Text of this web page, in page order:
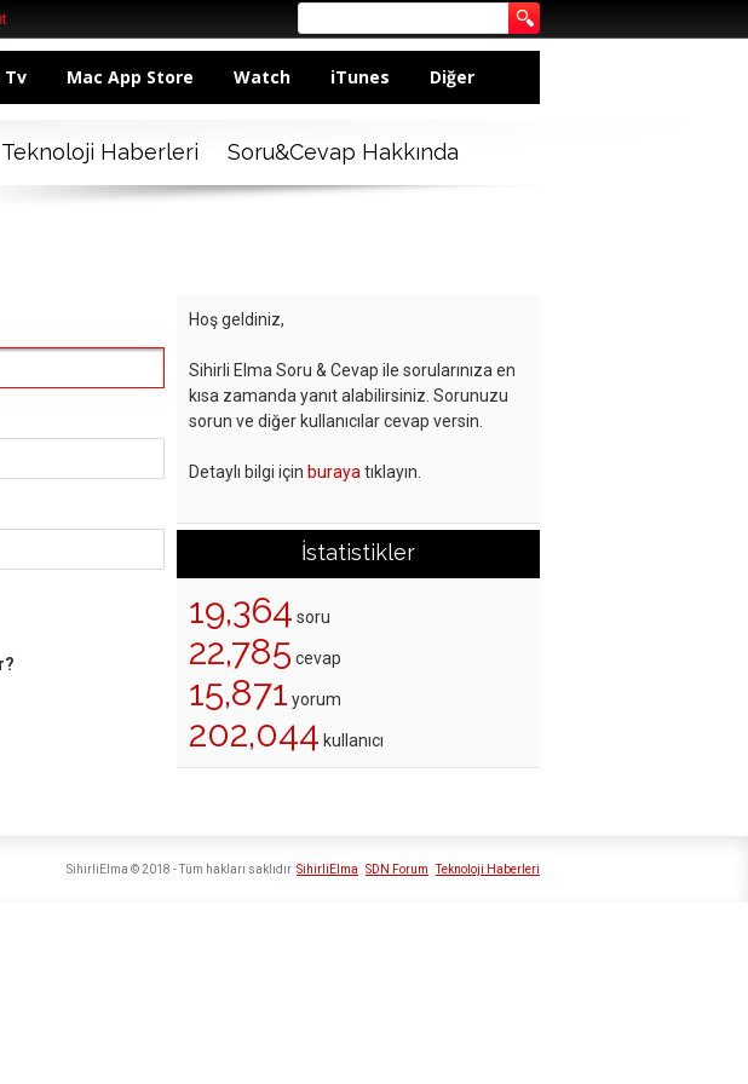
Tv Mac App Store Watch iTunes Diğer
Teknoloji Haberleri Soru&Cevap Hakkında
Hoş geldiniz,
Sihirli Elma Soru & Cevap ile sorularınıza en
kısa zamanda yanıt alabilirsiniz. Sorunuzu
sorun ve diğer kullanıcılar cevap versin.
Detaylı bilgi için buraya tıklayın.
İstatistikler
19,364 soru
22,785 cevap
15,871 yorum
202,044 kullanıcı
SihirliElma SDN Forum Teknoloji Haberleri
SihirliElma © 2018 - Tüm hakları saklıdır